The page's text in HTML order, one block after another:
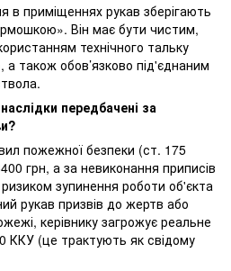
в приміщеннях рукав зберігають
Він має бути чистим,
технічного тальку
також обов’язково під'єднаним
передбачені за
пожежної безпеки (ст. 175
грн, а за невиконання приписів
зупинення роботи об'єкта
рукав призвів до жертв або
керівнику загрожує реальне
ККУ (це трактують як свідому